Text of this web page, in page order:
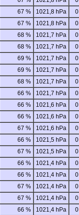
67 % 1021,8 hPa
67 % 1021,8 hPa
68 % 1021,7 hPa
68 % 1021,7 hPa
69 % 1021,7 hPa
69 % 1021,7 hPa
68 % 1021,7 hPa
66 % 1021,7 hPa
66 % 1021,6 hPa
66 % 1021,6 hPa
67 % 1021,6 hPa
66 % 1021,5 hPa
67 % 1021,5 hPa
66 % 1021,4 hPa
66 % 1021,4 hPa
67 % 1021,4 hPa
67 % 1021,4 hPa
66 % 1021,4 hPa